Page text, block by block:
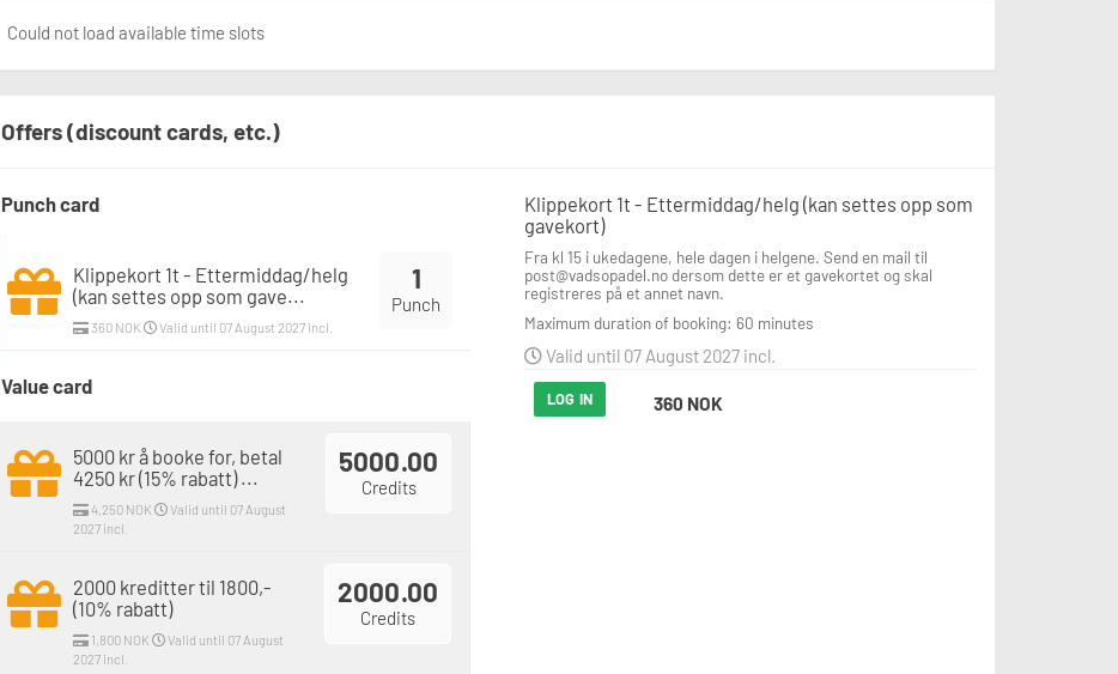
Could not load available time slots
Offers (discount cards, etc.)
Punch card
1
Punch
Klippekort 1t - Ettermiddag/helg
(kan settes opp som gave...
360 NOK Valid until 07 August 2027 incl.
Value card
5000.00
Credits
5000 kr å booke for, betal
4250 kr (15% rabatt) ...
4,250 NOK
Valid until 07 August
2027 incl.
2000.00
Credits
2000 kreditter til 1800,-
(10% rabatt)
1,800 NOK
Valid until 07 August
2027 incl.
Klippekort 1t - Ettermiddag/helg (kan settes opp som
gavekort)
Fra kl 15 i ukedagene, hele dagen i helgene. Send en mail til
post@vadsopadel.no dersom dette er et gavekortet og skal
registreres på et annet navn.
Maximum duration of booking: 60 minutes
Valid until 07 August 2027 incl.
LOG IN 360 NOK